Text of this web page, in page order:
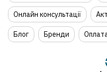
Онлайн консультації
Блог Бренди